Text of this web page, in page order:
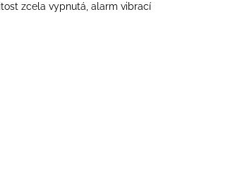
zcela vypnutá, alarm vibrací